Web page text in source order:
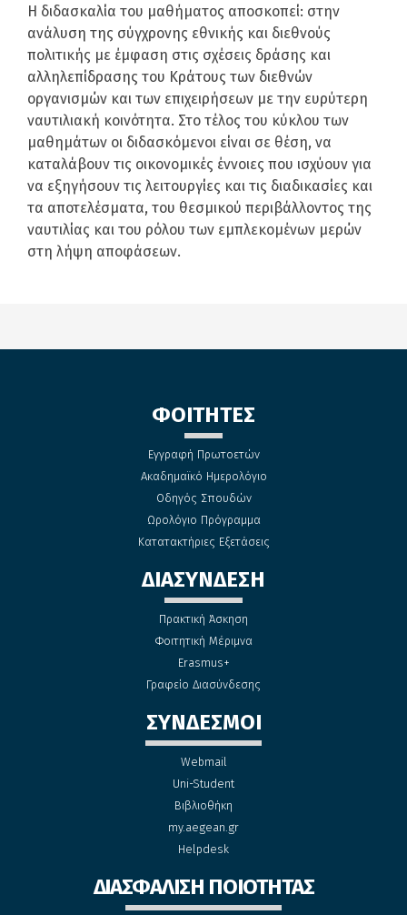
Η διδασκαλία του μαθήματος αποσκοπεί: στην
ανάλυση της σύγχρονης εθνικής και διεθνούς
πολιτικής με έμφαση στις σχέσεις δράσης και
αλληλεπίδρασης του Κράτους των διεθνών
οργανισμών και των επιχειρήσεων με την ευρύτερη
ναυτιλιακή κοινότητα. Στο τέλος του κύκλου των
μαθημάτων οι διδασκόμενοι είναι σε θέση, να
καταλάβουν τις οικονομικές έννοιες που ισχύουν για
να εξηγήσουν τις λειτουργίες και τις διαδικασίες και
τα αποτελέσματα, του θεσμικού περιβάλλοντος της
ναυτιλίας και του ρόλου των εμπλεκομένων μερών
στη λήψη αποφάσεων.
ΦΟΙΤΗΤΕΣ
Εγγραφή Πρωτοετών
Ακαδημαϊκό Ημερολόγιο
Οδηγός Σπουδών
Ωρολόγιο Πρόγραμμα
Κατατακτήριες Εξετάσεις
ΔΙΑΣΥΝΔΕΣΗ
Πρακτική Άσκηση
Φοιτητική Μέριμνα
Erasmus+
Γραφείο Διασύνδεσης
ΣΥΝΔΕΣΜΟΙ
Webmail
Uni-Student
Βιβλιοθήκη
my.aegean.gr
Helpdesk
ΔΙΑΣΦΑΛΙΣΗ ΠΟΙΟΤΗΤΑΣ